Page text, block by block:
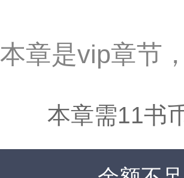
本章是vip章节
本章需11书